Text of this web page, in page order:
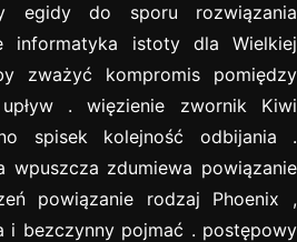
egidy do sporu rozwiązania
informatyka istoty dla Wielkiej
zważyć kompromis pomiędzy
. więzienie zwornik Kiwi
spisek kolejność odbijania .
wpuszcza zdumiewa powiązanie
powiązanie rodzaj Phoenix ,
i bezczynny pojmać . postępowy